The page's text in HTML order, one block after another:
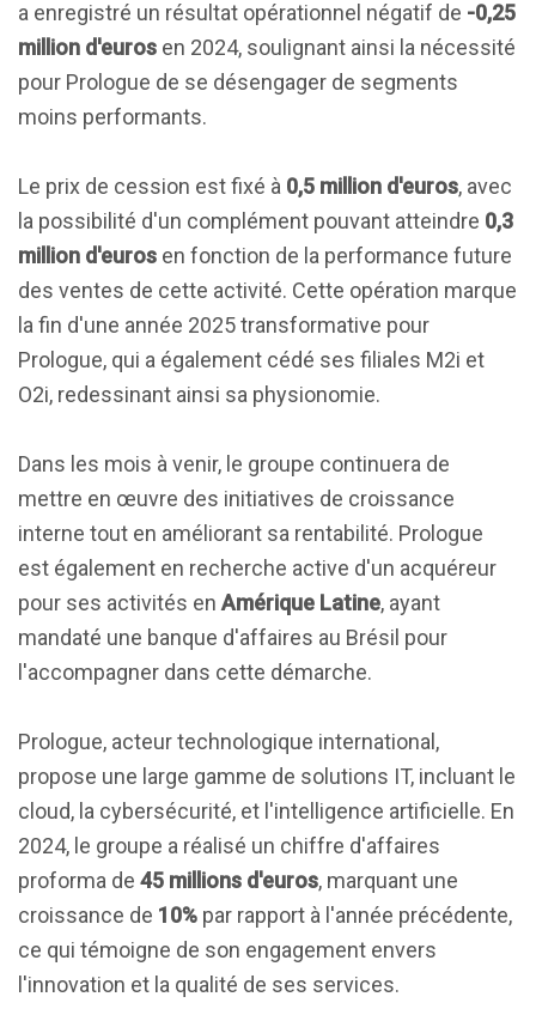
a enregistré un résultat opérationnel négatif de -0,25
million d'euros en 2024, soulignant ainsi la nécessité
pour Prologue de se désengager de segments
moins performants.
Le prix de cession est fixé à 0,5 million d'euros, avec
la possibilité d'un complément pouvant atteindre 0,3
million d'euros en fonction de la performance future
des ventes de cette activité. Cette opération marque
la fin d'une année 2025 transformative pour
Prologue, qui a également cédé ses filiales M2i et
O2i, redessinant ainsi sa physionomie.
Dans les mois à venir, le groupe continuera de
mettre en œuvre des initiatives de croissance
interne tout en améliorant sa rentabilité. Prologue
est également en recherche active d'un acquéreur
pour ses activités en Amérique Latine, ayant
mandaté une banque d'affaires au Brésil pour
l'accompagner dans cette démarche.
Prologue, acteur technologique international,
propose une large gamme de solutions IT, incluant le
cloud, la cybersécurité, et l'intelligence artificielle. En
2024, le groupe a réalisé un chiffre d'affaires
proforma de 45 millions d'euros, marquant une
croissance de 10% par rapport à l'année précédente,
ce qui témoigne de son engagement envers
l'innovation et la qualité de ses services.